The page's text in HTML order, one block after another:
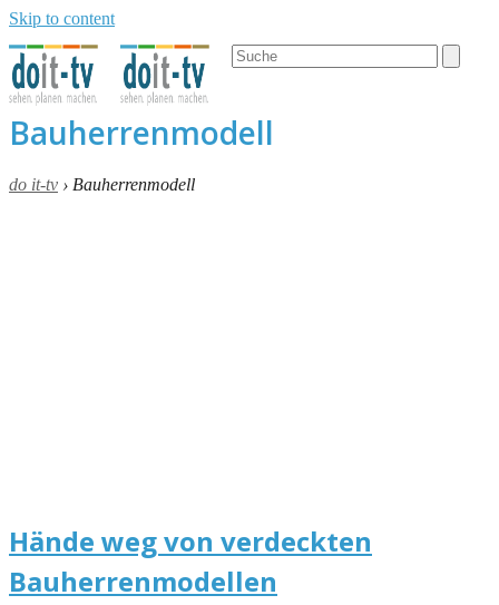
Skip to content
Open
mobile
Close
mobile
Search
Bauherrenmodell
do it-tv › Bauherrenmodell
Hände weg von verdeckten
Bauherrenmodellen